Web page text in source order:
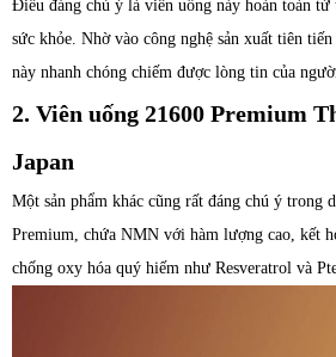
Điều đáng chú ý là viên uống này hoàn toàn từ
sức khỏe. Nhờ vào công nghệ sản xuất tiên
này nhanh chóng chiếm được lòng tin của
2. Viên uống 21600 Premium
Japan
Một sản phẩm khác cũng rất đáng chú ý trong
Premium, chứa NMN với hàm lượng cao, kết
chống oxy hóa quý hiếm như Resveratrol và